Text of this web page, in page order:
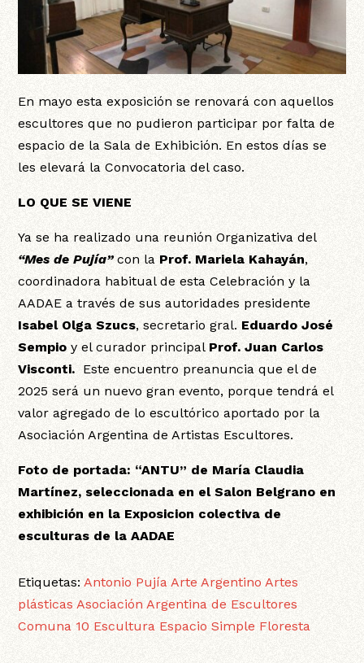
En mayo esta exposición se renovará con aquellos
escultores que no pudieron participar por falta de
espacio de la Sala de Exhibición. En estos días se
les elevará la Convocatoria del caso.
LO QUE SE VIENE
Ya se ha realizado una reunión Organizativa del
“Mes de Pujía”con la Prof. Mariela Kahayán,
coordinadora habitual de esta Celebración y la
AADAE a través de sus autoridades presidente
Isabel Olga Szucs, secretario gral. Eduardo José
Sempio y el curador principal Prof. Juan Carlos
Visconti. Este encuentro preanuncia que el de
2025 será un nuevo gran evento, porque tendrá el
valor agregado de lo escultórico aportado por la
Asociación Argentina de Artistas Escultores.
Foto de portada: “ANTU” de María Claudia
Martínez, seleccionada en el Salon Belgrano en
exhibición en la Exposicion colectiva de
esculturas de la AADAE
Etiquetas:Antonio Pujía Arte Argentino Artes
plásticas Asociación Argentina de Escultores
Comuna 10 Escultura Espacio Simple Floresta